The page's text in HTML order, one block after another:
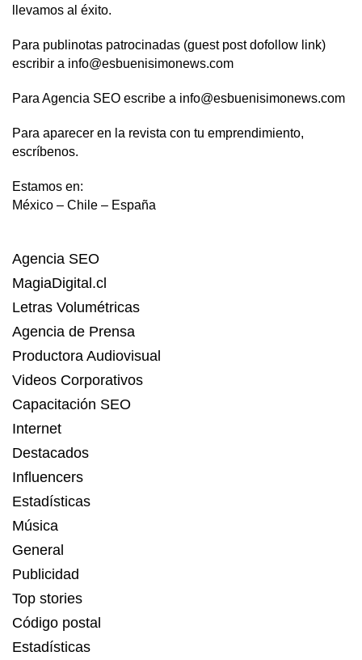
llevamos al éxito.
Para publinotas patrocinadas (guest post dofollow link)
escribir a info@esbuenisimonews.com
Para Agencia SEO escribe a info@esbuenisimonews.com
Para aparecer en la revista con tu emprendimiento,
escríbenos.
Estamos en:
México – Chile – España
Agencia SEO
MagiaDigital.cl
Letras Volumétricas
Agencia de Prensa
Productora Audiovisual
Videos Corporativos
Capacitación SEO
Internet
Destacados
Influencers
Estadísticas
Música
General
Publicidad
Top stories
Código postal
Estadísticas